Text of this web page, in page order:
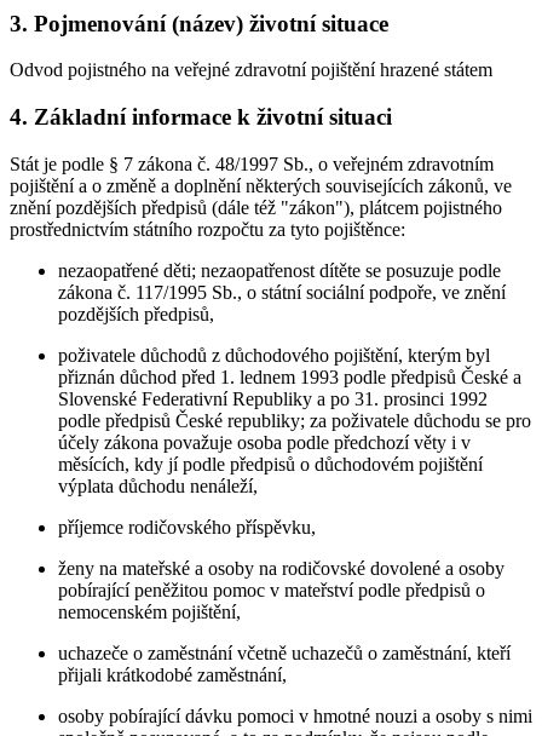
3. Pojmenování (název) životní situace
Odvod pojistného na veřejné zdravotní pojištění hrazené státem
4. Základní informace k životní situaci
Stát je podle § 7 zákona č. 48/1997 Sb., o veřejném zdravotním
pojištění a o změně a doplnění některých souvisejících zákonů, ve
znění pozdějších předpisů (dále též "zákon"), plátcem pojistného
prostřednictvím státního rozpočtu za tyto pojištěnce:
nezaopatřené děti; nezaopatřenost dítěte se posuzuje podle
zákona č. 117/1995 Sb., o státní sociální podpoře, ve znění
pozdějších předpisů,
poživatele důchodů z důchodového pojištění, kterým byl
přiznán důchod před 1. lednem 1993 podle předpisů České a
Slovenské Federativní Republiky a po 31. prosinci 1992
podle předpisů České republiky; za poživatele důchodu se pro
účely zákona považuje osoba podle předchozí věty i v
měsících, kdy jí podle předpisů o důchodovém pojištění
výplata důchodu nenáleží,
příjemce rodičovského příspěvku,
ženy na mateřské a osoby na rodičovské dovolené a osoby
pobírající peněžitou pomoc v mateřství podle předpisů o
nemocenském pojištění,
uchazeče o zaměstnání včetně uchazečů o zaměstnání, kteří
přijali krátkodobé zaměstnání,
osoby pobírající dávku pomoci v hmotné nouzi a osoby s nimi